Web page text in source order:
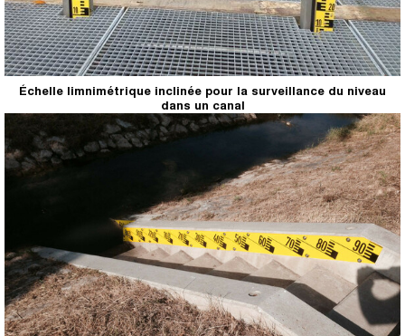
Échelle limnimétrique inclinée pour la surveillance du niveau
dans un canal